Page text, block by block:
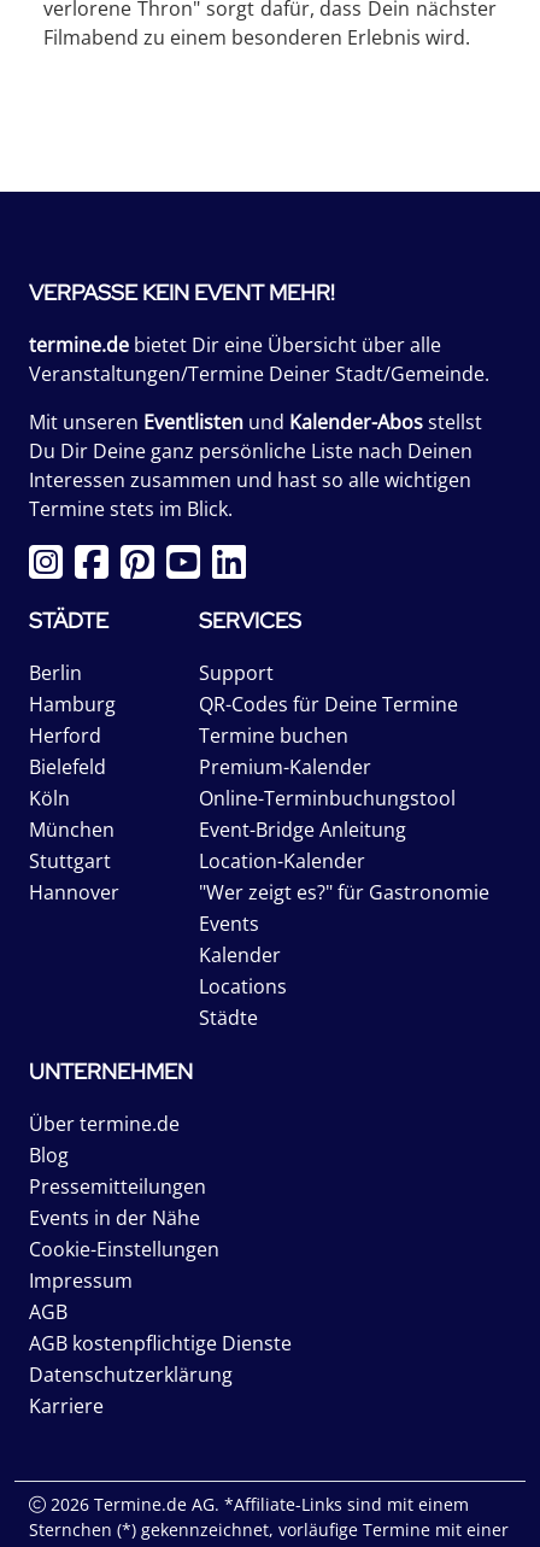
verlorene Thron" sorgt dafür, dass Dein nächster
Filmabend zu einem besonderen Erlebnis wird.
VERPASSE KEIN EVENT MEHR!
termine.de bietet Dir eine Übersicht über alle
Veranstaltungen/Termine Deiner Stadt/Gemeinde.
Mit unseren Eventlisten und Kalender-Abosstellst
Du Dir Deine ganz persönliche Liste nach Deinen
Interessen zusammen und hast so alle wichtigen
Termine stets im Blick.
STÄDTE
Berlin
Hamburg
Herford
Bielefeld
Köln
München
Stuttgart
Hannover
SERVICES
Support
QR-Codes für Deine Termine
Termine buchen
Premium-Kalender
Online-Terminbuchungstool
Event-Bridge Anleitung
Location-Kalender
"Wer zeigt es?" für Gastronomie
Events
Kalender
Locations
Städte
UNTERNEHMEN
Über termine.de
Blog
Pressemitteilungen
Events in der Nähe
Cookie-Einstellungen
Impressum
AGB
AGB kostenpflichtige Dienste
Datenschutzerklärung
Karriere
2026 Termine.de AG. *Affiliate-Links sind mit einem
Sternchen (*) gekennzeichnet, vorläufige Termine mit einer